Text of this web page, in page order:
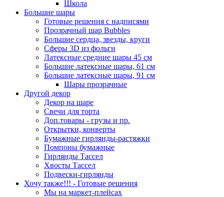
Школа
Большие шары
Готовые решения с надписями
Прозрачный шар Bubbles
Большие сердца, звезды, круги
Сферы 3D из фольги
Латексные средние шары 45 см
Большие латексные шары, 61 см
Большие латексные шары, 91 см
Шары прозрачные
Другой декор
Декор на шаре
Свечи для торта
Доп.товары - грузы и пр.
Открытки, конверты
Бумажные гирлянды-растяжки
Помпоны бумажные
Гирлянды Тассел
Хвосты Тассел
Подвески-гирлянды
Хочу также!!! - Готовые решения
Мы на маркет-плейсах